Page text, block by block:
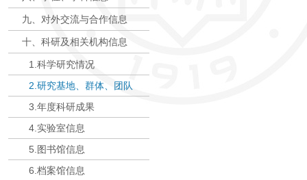
九、对外交流与合作信息
十、科研及相关机构信息
1.科学研究情况
2.研究基地、群体、团队
3.年度科研成果
4.实验室信息
5.图书馆信息
6.档案馆信息